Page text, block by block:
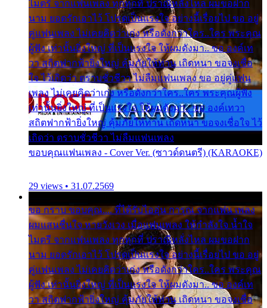
ไมตรี จากแฟนเพลง ทุกทุกที่ ปราณีหลั่งไหล ผมขอฝาก
นาม ยอดรักเอาไว้ โปรดเป็นแรงใจ อย่างนี้เรื่อยไป ขอ อยู่
คู่แฟนเพลง ไม่เคยคิดว่าเก่ง หรือดังกว่าใคร..ใคร พระคุณ
ผู้ฟัง เท่านั้นยิ่งใหญ่ ที่เป็นแรงใจ ให้ผมดังมา.. ขอ องค์เท
วา สถิตฟากฟ้ายิ่งใหญ่ คุ้มภัยให้ท่าน เถิดหนา ขอจงเชื่อ
ใจ ไว้เถิดว่า ตราบชั่วชีวา ไม่ลืมแฟนเพลง ขอ อยู่คู่แฟน
เพลง ไม่เคยคิดว่าเก่ง หรือดังกว่าใคร..ใคร พระคุณผู้ฟัง
เท่านั้นยิ่งใหญ่ ที่เป็นแรงใจ ให้ผมดังมา.. ขอ องค์เทวา
สถิตฟากฟ้ายิ่งใหญ่ คุ้มภัยให้ท่าน เถิดหนา ขอจงเชื่อใจ ไว้
เถิดว่า ตราบชั่วชีวา ไม่ลืมแฟนเพลง
ขอบคุณแฟนเพลง - Cover Ver. (ซาวด์ดนตรี) (KARAOKE)
29 views • 31.07.2569
ขอ กราบ ขอบคุณ.... ที่ได้รับไออุ่น การุณ จากแฟน เพลง
ผมแสนชื่นใจ หายวังเวง เมื่อแฟนเพลง ให้กำลังใจ น้ำใจ
ไมตรี จากแฟนเพลง ทุกทุกที่ ปราณีหลั่งไหล ผมขอฝาก
นาม ยอดรักเอาไว้ โปรดเป็นแรงใจ อย่างนี้เรื่อยไป ขอ อยู่
คู่แฟนเพลง ไม่เคยคิดว่าเก่ง หรือดังกว่าใคร..ใคร พระคุณ
ผู้ฟัง เท่านั้นยิ่งใหญ่ ที่เป็นแรงใจ ให้ผมดังมา.. ขอ องค์เท
วา สถิตฟากฟ้ายิ่งใหญ่ คุ้มภัยให้ท่าน เถิดหนา ขอจงเชื่อ